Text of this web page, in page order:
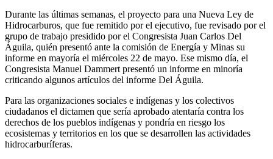
Durante las últimas semanas, el proyecto para una Nueva Ley de
Hidrocarburos, que fue remitido por el ejecutivo, fue revisado por el
grupo de trabajo presidido por el Congresista Juan Carlos Del
Águila, quién presentó ante la comisión de Energía y Minas su
informe en mayoría el miércoles 22 de mayo. Ese mismo día, el
Congresista Manuel Dammert presentó un informe en minoría
criticando algunos artículos del informe Del Águila.
Para las organizaciones sociales e indígenas y los colectivos
ciudadanos el dictamen que sería aprobado atentaría contra los
derechos de los pueblos indígenas y pondría en riesgo los
ecosistemas y territorios en los que se desarrollen las actividades
hidrocarburíferas.